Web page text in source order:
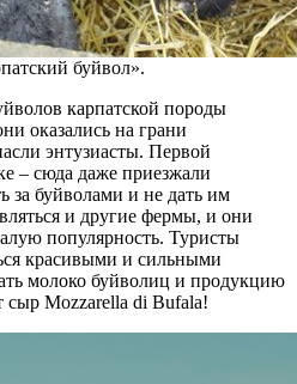
буйвол».
карпатской породы
оказались на грани
энтузиасты. Первой
– сюда даже приезжали
за буйволами и не дать им
и другие фермы, и они
популярность. Туристы
красивыми и сильными
молоко буйволиц и продукцию
сыр Mozzarella di Bufala!